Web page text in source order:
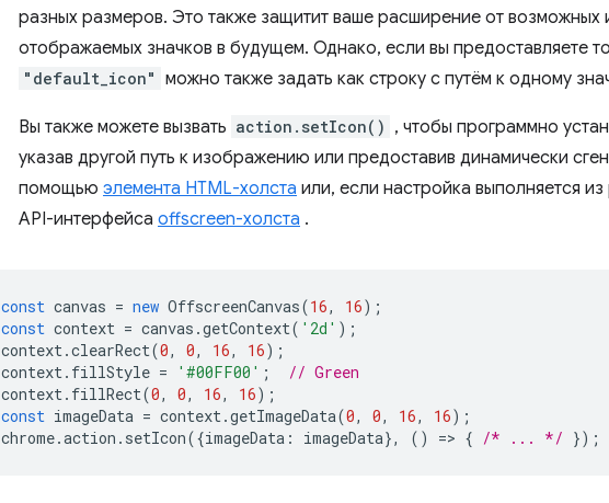
разных размеров. Это также защитит ваше расширение от возможных
отображаемых значков в будущем. Однако, если вы предоставляете
"default_icon" можно также задать как строку с путём к одному
Вы также можете вызвать action.setIcon() , чтобы программно
указав другой путь к изображению или предоставив динамически
помощью элемента HTML-холста или, если настройка выполняется
API-интерфейса offscreen-холста .
const canvas = new OffscreenCanvas(16, 16);
const context = canvas .getContext( '2d' );
context.clearRect(0, 0, 16, 16);
context. fillStyle = '#00FF00' ;
// Green
context. fillRect(0, 0, 16, 16);
const imageData = context.getImageData(0, 0, 16, 16);
chrome.action . setIcon({imageData : imageData}, () => { /* ... */ });